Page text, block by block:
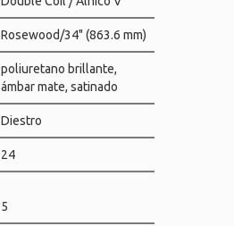
Rosewood/34" (863.6 mm)
poliuretano brillante,
ámbar mate, satinado
Diestro
24
5